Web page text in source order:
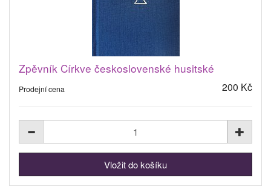
Zpěvník Církve československé husitské
Prodejní cena 200 Kč